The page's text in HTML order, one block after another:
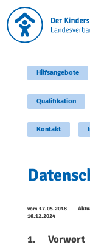
content
Hilfsangebote
Qualifikation
Kontakt
vom 17.05.2018
16.12.2024
1. Vorwort